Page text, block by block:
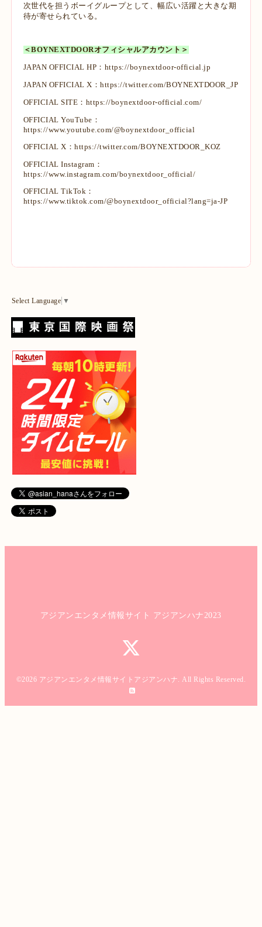
次世代を担うボーイグループとして、幅広い活躍と大きな期
待が寄せられている。
＜BOYNEXTDOORオフィシャルアカウント＞
JAPAN OFFICIAL HP： https://boynextdoor-official.jp
JAPAN OFFICIAL X：https://twitter.com/BOYNEXTDOOR_JP
OFFICIAL SITE： https://boynextdoor-official.com/
OFFICIAL YouTube：
https://www.youtube.com/@boynextdoor_official
OFFICIAL X：https://twitter.com/BOYNEXTDOOR_KOZ
OFFICIAL Instagram：
https://www.instagram.com/boynextdoor_official/
OFFICIAL TikTok：
https://www.tiktok.com/@boynextdoor_official?lang=ja-JP
Select Language ▼
アジアンエンタメ情報サイト アジアンハナ2023
©2026 アジアンエンタメ情報サイトアジアンハナ . All Rights Reserved.